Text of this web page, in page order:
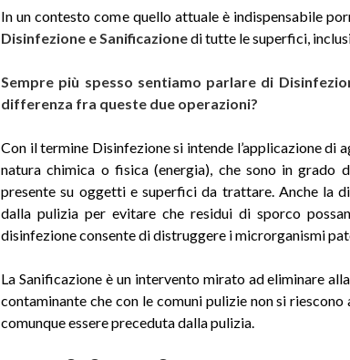
In un contesto come quello attuale è indispensabile
Disinfezione e Sanificazionedi tutte le superfici,
Sempre più spesso sentiamo parlare di
differenza fra queste due operazioni?
Con il termine Disinfezione si intende l’applicazione di
natura chimica o fisica (energia), che sono in
presente su oggetti e superfici da trattare. Anche la
dalla pulizia per evitare che residui di sporco
disinfezione consente di distruggere i microrganismi
La Sanificazione è un intervento mirato ad eliminare
contaminante che con le comuni pulizie non si
comunque essere preceduta dalla pulizia.